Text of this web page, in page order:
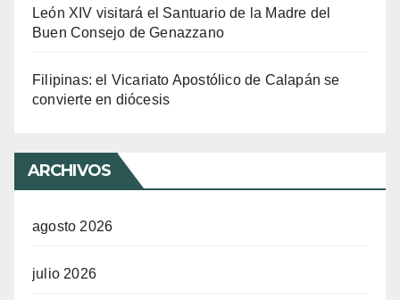
León XIV visitará el Santuario de la Madre del
Buen Consejo de Genazzano
Filipinas: el Vicariato Apostólico de Calapán se
convierte en diócesis
ARCHIVOS
agosto 2026
julio 2026